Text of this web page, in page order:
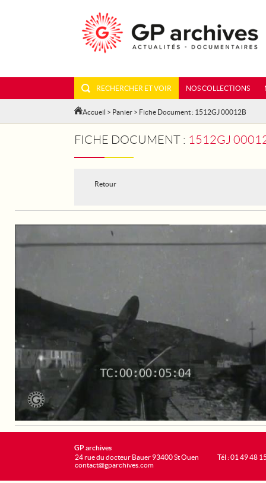
RECHERCHER ET VOIR NOS COLLECTIONS
Accueil > Panier > Fiche Document : 1512GJ 00012B
FICHE DOCUMENT : 1512GJ
Retour
GP archives
24 rue du docteur Bauer 93400 St Ouen
contact@gparchives.com
Tél : 01 49 48